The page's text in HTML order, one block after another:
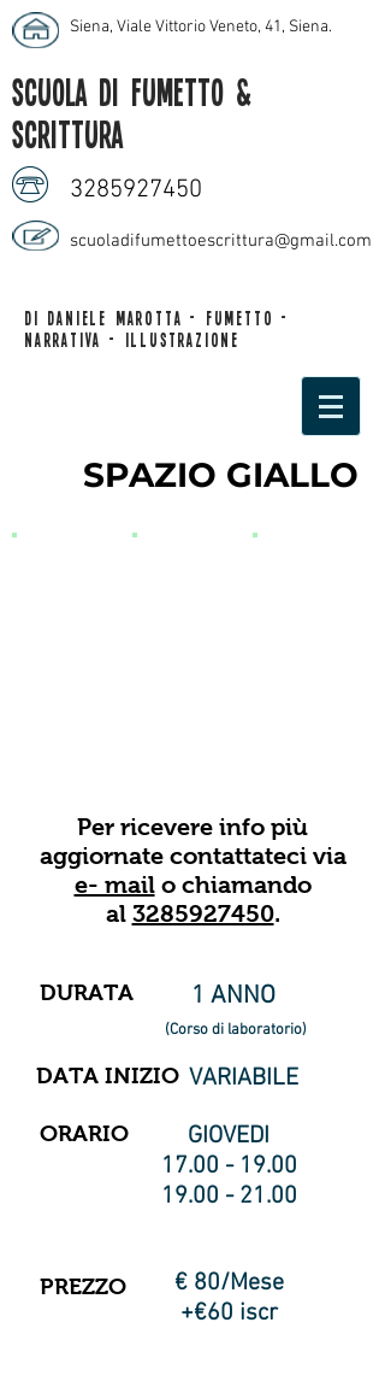
Siena, Viale Vittorio Veneto, 41, Siena.
scuola di fumetto &
scrittura
3285927450
scuoladifumettoescrittura@gmail.com
di daniele marotta - fumetto -
narrativa - illustrazione
SPAZIO GIALLO
Per ricevere info più
aggiornate contattateci via
e- mailo chiamando
al 3285927450.
DURATA 1 ANNO
(Corso di laboratorio)
DATA INIZIO VARIABILE
ORARIO
GIOVEDI
17.00 - 19.00
19.00 - 21.00
PREZZO
€ 80/Mese
+€60 iscr